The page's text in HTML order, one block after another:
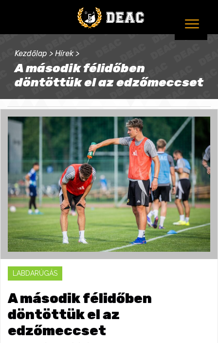
Kezdőlap > Hírek >
A második félidőben
döntöttük el az edzőmeccset
LABDARÚGÁS
A második félidőben
döntöttük el az
edzőmeccset